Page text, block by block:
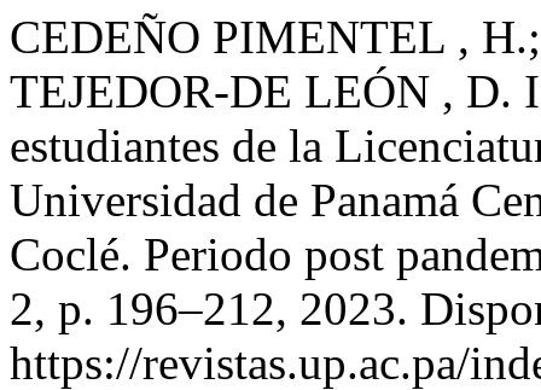
CEDEÑO PIMENTEL ,
TEJEDOR-DE LEÓN , D.
estudiantes de la
Universidad de Panamá
Coclé. Periodo post
2, p. 196–212, 2023.
https://revistas.up.ac.pa/